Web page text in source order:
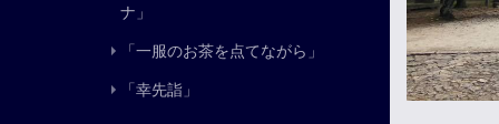
ナ」
「一服のお茶を点てながら」
「幸先詣」